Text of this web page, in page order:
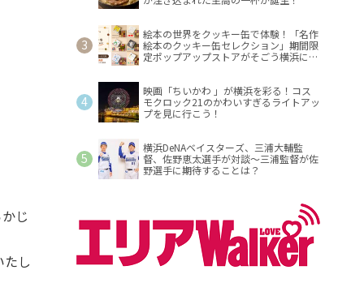
じ
し
絵本の世界をクッキー缶で体験！「名作
絵本のクッキー缶セレクション」期間限
定ポップアップストアがそごう横浜に登
映画「ちいかわ 」が横浜を彩る！コス
モクロック21のかわいすぎるライトアッ
プを見に行こう！
横浜DeNAベイスターズ、三浦大輔監
督、佐野恵太選手が対談～三浦監督が佐
野選手に期待することは？